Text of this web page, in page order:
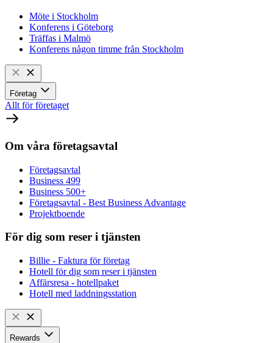
Möte i Stockholm
Konferens i Göteborg
Träffas i Malmö
Konferens någon timme från Stockholm
Företag
Allt för företaget
Om våra företagsavtal
Företagsavtal
Business 499
Business 500+
Företagsavtal - Best Business Advantage
Projektboende
För dig som reser i tjänsten
Billie - Faktura för företag
Hotell för dig som reser i tjänsten
Affärsresa - hotellpaket
Hotell med laddningsstation
Rewards